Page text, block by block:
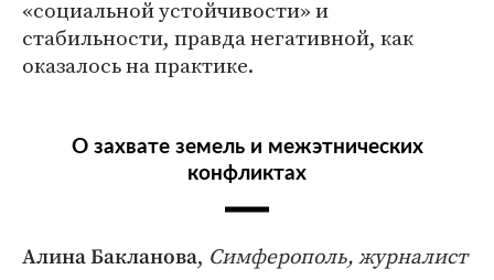
«социальной устойчивости» и
стабильности, правда негативной, как
оказалось на практике.
О захвате земель и межэтнических
конфликтах
Алина Бакланова, Симферополь, журналист